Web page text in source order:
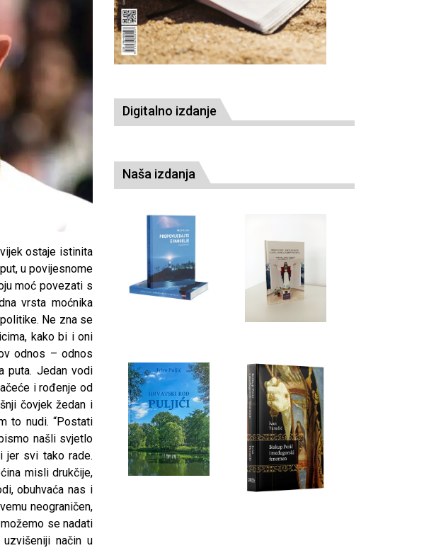
ostaje istinita
u povijesnome
moć povezati s
vrsta moćnika
Ne zna se
kako bi i oni
odnos – odnos
puta. Jedan vodi
i rođenje od
čovjek žedan i
to nudi. “Postati
našli svjetlo
jer svi tako rade.
misli drukčije,
obuhvaća nas i
neograničen,
se nadati
način u
Digitalno izdanje
Naša izdanja